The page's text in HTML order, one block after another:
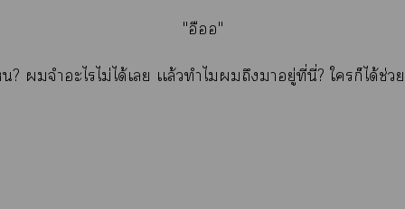
"อืออ"
จำะไไม่ได้เ เเล้วทำไมถึงาอยู่ที่นี่? ใก็ได้ช่